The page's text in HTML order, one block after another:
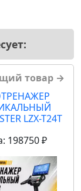
товар →
LZX-T24T
198750 ₽